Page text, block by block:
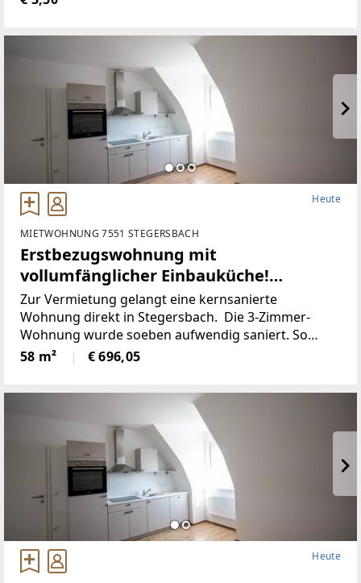
Heute
MIETWOHNUNG 7551 STEGERSBACH
Erstbezugswohnung mit
vollumfänglicher Einbauküche!
(Provisionsfrei)
Zur Vermietung gelangt eine kernsanierte
Wohnung direkt in Stegersbach. Die 3-Zimmer-
Wohnung wurde soeben aufwendig saniert. So
wurde unter anderem dieElektronik gänzlich
erneuert und für einen niedrigen
58 m² € 696,05
Heute